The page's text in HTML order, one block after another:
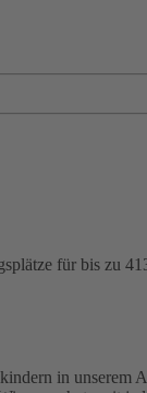
für bis zu
in